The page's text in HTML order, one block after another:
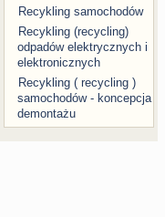
Recykling samochodów
Recykling (recycling)
odpadów elektrycznych i
elektronicznych
Recykling ( recycling )
samochodów - koncepcja
demontażu